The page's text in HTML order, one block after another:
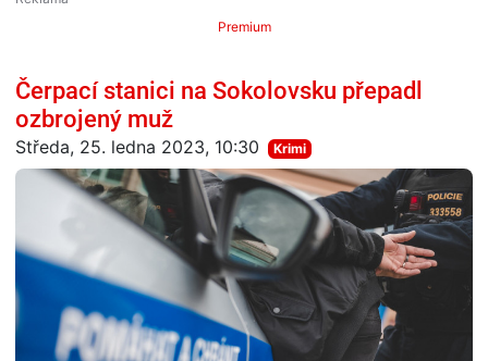
Premium
Čerpací stanici na Sokolovsku přepadl
ozbrojený muž
Středa, 25. ledna 2023, 10:30 Krimi